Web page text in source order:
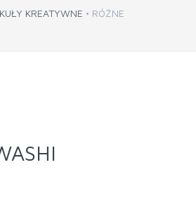
KREATYWNE RÓŻNE